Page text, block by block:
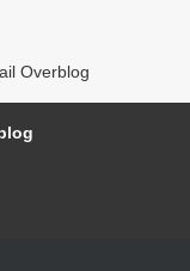
Overblog